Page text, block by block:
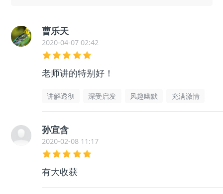
曹乐天
2020-04-07 02:42
老师讲的特别好！
讲解透彻 深受启发 风趣幽默 充满激情
孙宜含
2020-02-08 11:17
有大收获